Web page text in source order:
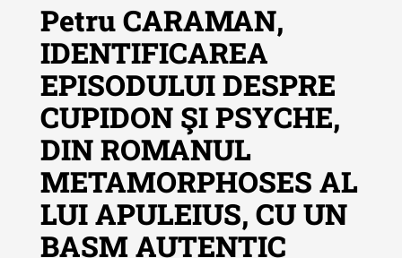
Revista "Cercetări istorice"
Revista "Cercetări istorice" - XLIV
- 2025
Revista "Cercetări istorice" - XLIII
- 2024
Revista "Cercetări istorice" - XLII -
Petru CARAMAN,
IDENTIFICAREA
EPISODULUI DESPRE
CUPIDON ŞI PSYCHE,
DIN ROMANUL
METAMORPHOSES AL
LUI APULEIUS, CU UN
BASM AUTENTIC